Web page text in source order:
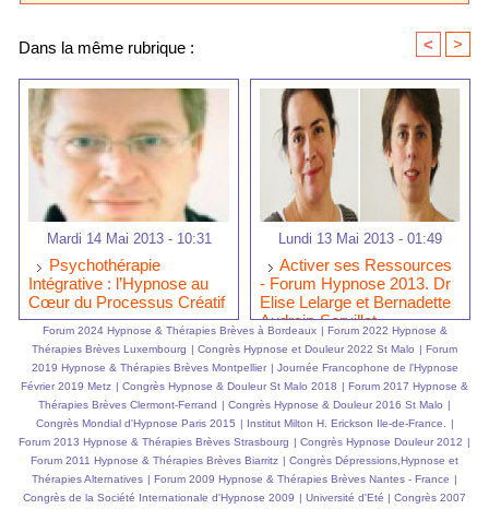
Dans la même rubrique : < >
Mardi 14 Mai 2013 - 10:31
Psychothérapie
Intégrative : l’Hypnose au
Cœur du Processus Créatif
Lundi 13 Mai 2013 - 01:49
Activer ses Ressources
- Forum Hypnose 2013. Dr
Elise Lelarge et Bernadette
Audrain-Servillat
Forum 2024 Hypnose & Thérapies Brèves à Bordeaux | Forum 2022 Hypnose &
Thérapies Brèves Luxembourg | Congrès Hypnose et Douleur 2022 St Malo | Forum
2019 Hypnose & Thérapies Brèves Montpellier | Journée Francophone de l'Hypnose
Février 2019 Metz | Congrès Hypnose & Douleur St Malo 2018 | Forum 2017 Hypnose &
Thérapies Brèves Clermont-Ferrand | Congrès Hypnose & Douleur 2016 St Malo |
Congrès Mondial d'Hypnose Paris 2015 | Institut Milton H. Erickson Ile-de-France. |
Forum 2013 Hypnose & Thérapies Brèves Strasbourg | Congrès Hypnose Douleur 2012 |
Forum 2011 Hypnose & Thérapies Brèves Biarritz | Congrès Dépressions,Hypnose et
Thérapies Alternatives | Forum 2009 Hypnose & Thérapies Brèves Nantes - France |
Congrès de la Société Internationale d'Hypnose 2009 | Université d'Eté | Congrès 2007